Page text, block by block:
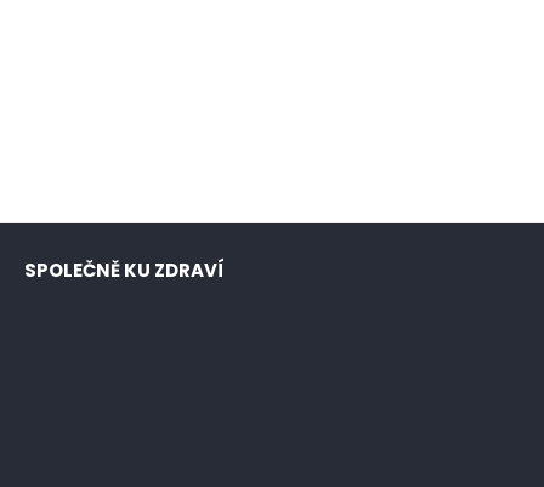
SPOLEČNĚ KU ZDRAVÍ